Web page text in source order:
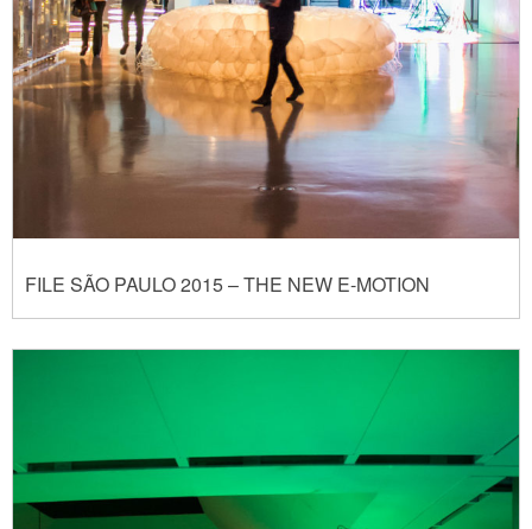
FILE SÃO PAULO 2015 – THE NEW E-MOTION